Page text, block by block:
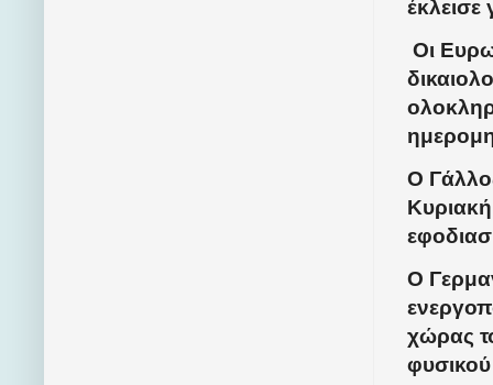
έκλεισε
Οι
Ο
Ο
χώρας